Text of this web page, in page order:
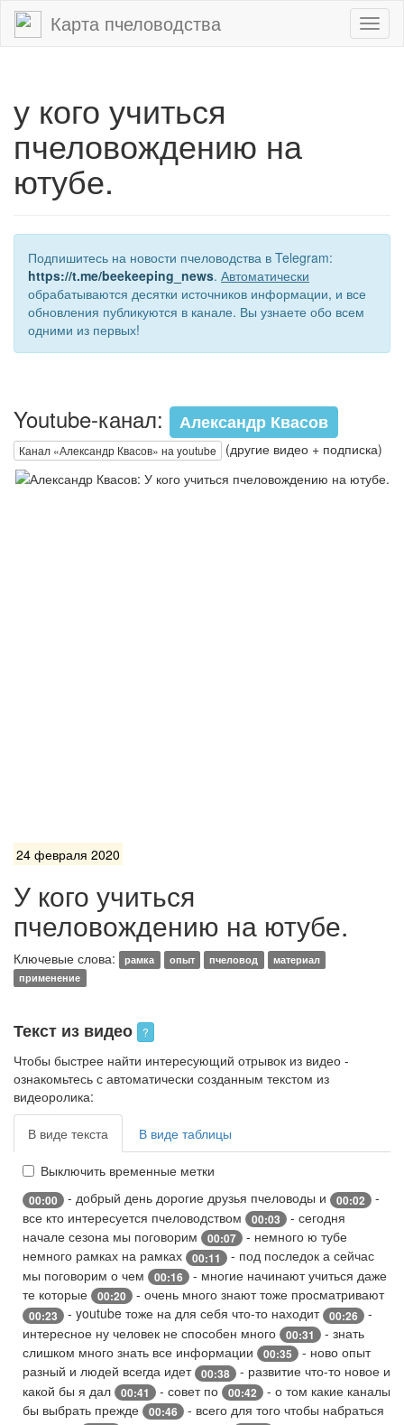
Карта пчеловодства
у кого учиться
пчеловождению на
ютубе.
Подпишитесь на новости пчеловодства в Telegram:
https://t.me/beekeeping_news. Автоматически
обрабатываются десятки источников информации, и все
обновления публикуются в канале. Вы узнаете обо всем
одними из первых!
Youtube-канал: Александр Квасов
Канал «Александр Квасов» на youtube (другие видео + подписка)
24 февраля 2020
У кого учиться
пчеловождению на ютубе.
Ключевые слова: рамка опыт пчеловод
материал
применение
Текст из видео ?
Чтобы быстрее найти интересующий отрывок из видео -
ознакомьтесь с автоматически созданным текстом из
видеоролика:
В виде текста В виде таблицы
Выключить временные метки
00:00 - добрый день дорогие друзья пчеловоды и 00:02
-
все кто интересуется пчеловодством
00:03
- сегодня
начале сезона мы поговорим
00:07
- немного ю тубе
немного рамках на рамках
00:11
- под последок а сейчас
мы поговорим о чем
00:16
- многие начинают учиться даже
те которые
00:20 - очень много знают тоже просматривают
00:23 - youtube тоже на для себя что-то находит 00:26
-
интересное ну человек не способен много
00:31
- знать
слишком много знать все информации
00:35
- ново опыт
разный и людей всегда идет 00:38
- развитие что-то новое и
какой бы я дал
00:41 - совет по 00:42
- о том какие каналы
бы выбрать прежде
00:46
- всего для того чтобы набраться